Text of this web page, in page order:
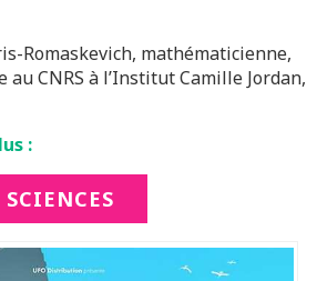
Romaskevich, mathématicienne,
au CNRS à l’Institut Camille Jordan,
: